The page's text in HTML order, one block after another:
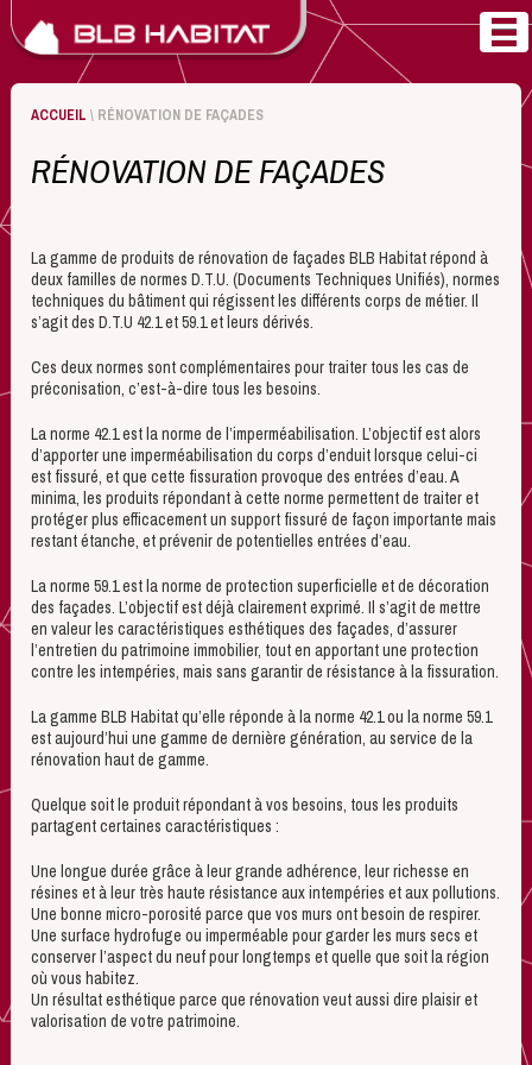
ACCUEIL \ RÉNOVATION DE FAÇADES
RÉNOVATION DE FAÇADES
La gamme de produits de rénovation de façades BLB Habitat répond à
deux familles de normes D.T.U. (Documents Techniques Unifiés), normes
techniques du bâtiment qui régissent les différents corps de métier. Il
s’agit des D.T.U 42.1 et 59.1 et leurs dérivés.
Ces deux normes sont complémentaires pour traiter tous les cas de
préconisation, c’est-à-dire tous les besoins.
La norme 42.1 est la norme de l’imperméabilisation. L’objectif est alors
d’apporter une imperméabilisation du corps d’enduit lorsque celui-ci
est fissuré, et que cette fissuration provoque des entrées d’eau. A
minima, les produits répondant à cette norme permettent de traiter et
protéger plus efficacement un support fissuré de façon importante mais
restant étanche, et prévenir de potentielles entrées d’eau.
La norme 59.1 est la norme de protection superficielle et de décoration
des façades. L’objectif est déjà clairement exprimé. Il s’agit de mettre
en valeur les caractéristiques esthétiques des façades, d’assurer
l’entretien du patrimoine immobilier, tout en apportant une protection
contre les intempéries, mais sans garantir de résistance à la fissuration.
La gamme BLB Habitat qu’elle réponde à la norme 42.1 ou la norme 59.1
est aujourd’hui une gamme de dernière génération, au service de la
rénovation haut de gamme.
Quelque soit le produit répondant à vos besoins, tous les produits
partagent certaines caractéristiques :
Une longue durée grâce à leur grande adhérence, leur richesse en
résines et à leur très haute résistance aux intempéries et aux pollutions.
Une bonne micro-porosité parce que vos murs ont besoin de respirer.
Une surface hydrofuge ou imperméable pour garder les murs secs et
conserver l’aspect du neuf pour longtemps et quelle que soit la région
où vous habitez.
Un résultat esthétique parce que rénovation veut aussi dire plaisir et
valorisation de votre patrimoine.